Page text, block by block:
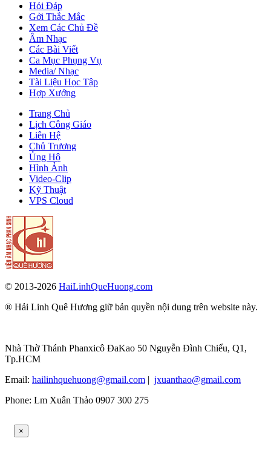
Hỏi Đáp
Gởi Thắc Mắc
Xem Các Chủ Đề
Âm Nhạc
Các Bài Viết
Ca Mục Phụng Vụ
Media/ Nhạc
Tài Liệu Học Tập
Hợp Xướng
Trang Chủ
Lịch Công Giáo
Liên Hệ
Chủ Trương
Ủng Hộ
Hình Ảnh
Video-Clip
Kỹ Thuật
VPS Cloud
© 2013-2026 HaiLinhQueHuong.com
® Hải Linh Quê Hương giữ bản quyền nội dung trên website này.
Nhà Thờ Thánh Phanxicô ĐaKao 50 Nguyễn Đình Chiểu, Q1,
Tp.HCM
Email: hailinhquehuong@gmail.com | jxuanthao@gmail.com
Phone: Lm Xuân Thảo 0907 300 275
×